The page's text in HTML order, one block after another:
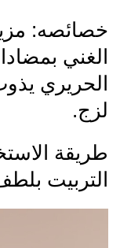
خصائصه:
الغني
الحريري
لزج.
طريقة
التربيت